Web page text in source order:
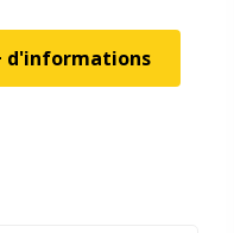
d'informations